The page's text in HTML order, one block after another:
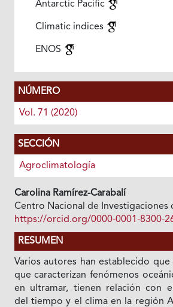
Antarctic Pacific
Climatic indices
ENOS
NÚMERO
Vol. 71 (2020)
SECCIÓN
Agroclimatología
Carolina Ramírez-Carabalí
Centro Nacional de Investigaciones
https://orcid.org/0000-0001-8300-
RESUMEN
Varios autores han establecido
que caracterizan fenómenos
en ultramar, tienen relación con
del tiempo y el clima en la región